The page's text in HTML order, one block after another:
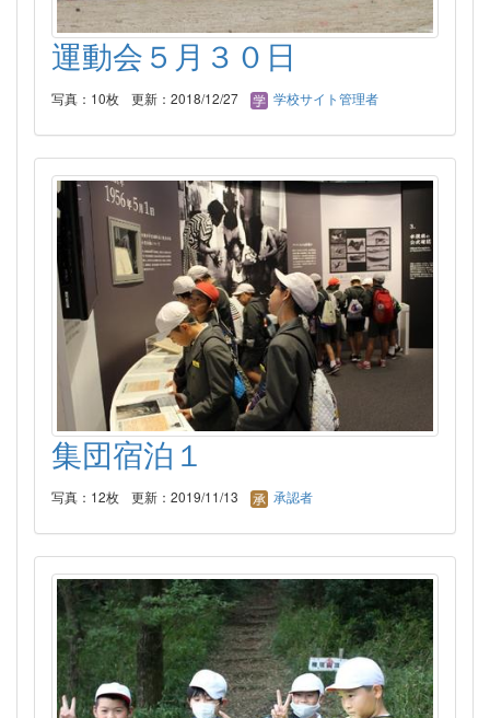
運動会５月３０日
写真：10枚 更新：2018/12/27 学校サイト管理者
集団宿泊１
写真：12枚 更新：2019/11/13 承認者